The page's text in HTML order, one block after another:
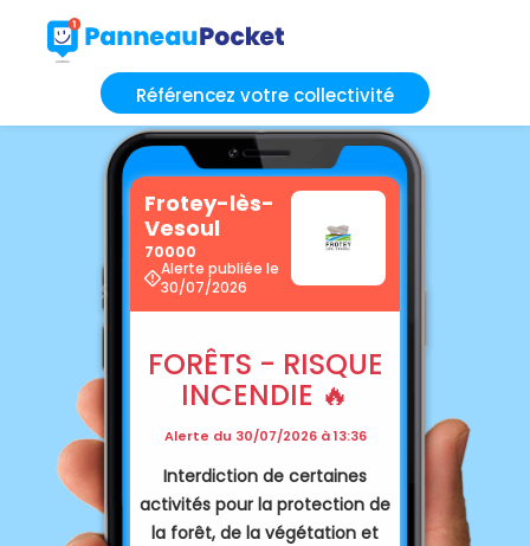
Référencez votre collectivité
Frotey-lès-
Vesoul
70000
Alerte publiée le
30/07/2026
FORÊTS - RISQUE
INCENDIE 🔥
Alerte du 30/07/2026 à 13:36
Interdiction de certaines
activités pour la protection de
la forêt, de la végétation et